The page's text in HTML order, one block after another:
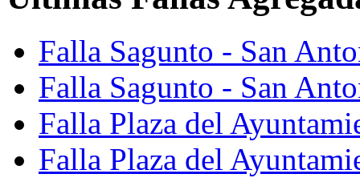
Falla Sagunto - San
Falla Sagunto - San
Falla Plaza del
Falla Plaza del